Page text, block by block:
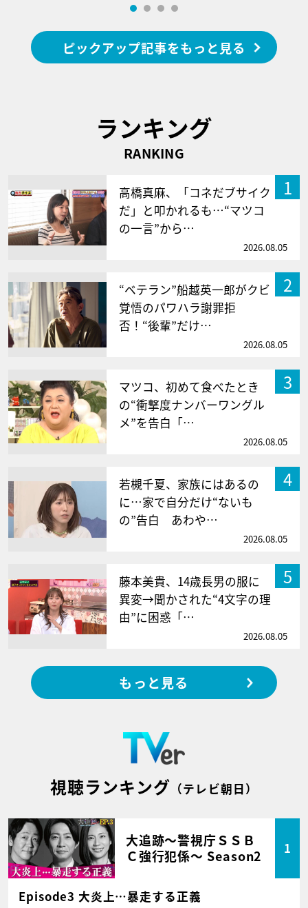
ピックアップ記事をもっと見る
ランキング
RANKING
1
高橋真麻、「コネだブサイク
だ」と叩かれるも…“マツコ
の一言”から…
2026.08.05
2
“ベテラン”船越英一郎がクビ
覚悟のパワハラ謝罪拒
否！“後輩”だけ…
2026.08.05
3
マツコ、初めて食べたとき
の“衝撃度ナンバーワングル
メ”を告白「…
2026.08.05
4
若槻千夏、家族にはあるの
に…家で自分だけ“ないも
の”告白 あわや…
2026.08.05
5
藤本美貴、14歳長男の服に
異変→聞かされた“4文字の理
由”に困惑「…
2026.08.05
もっと見る
視聴ランキング （テレビ朝日）
大追跡～警視庁ＳＳＢ
Ｃ強行犯係～ Season2
1
Episode3 大炎上…暴走する正義